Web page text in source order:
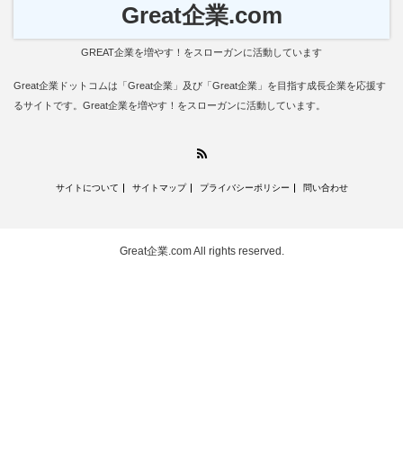
Great企業.com
GREAT企業を増やす！をスローガンに活動しています
Great企業ドットコムは「Great企業」及び「Great企業」を目指す成長企業を応援す
るサイトです。Great企業を増やす！をスローガンに活動しています。
サイトについて サイトマップ プライバシーポリシー 問い合わせ
Great企業.comAll rights reserved.